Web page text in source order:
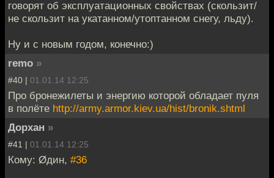
говорят об эксплуатационных свойствах (скользит/
не скользит на укатанном/утоптанном снегу, льду).
Ну и с новым годом, конечно:)
remo »
#40 | 01.01.14 12:25
Про бронежилеты и энергию которой обладает пуля
в полёте http://army.armor.kiev.ua/hist/bronik.shtml
Дорхан »
#41 | 01.01.14 12:25
Кому: Øдин, #36